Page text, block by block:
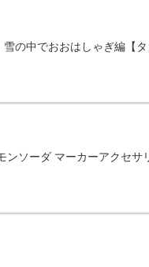
の中でおおはしゃぎ編【
ンソーダ マーカーアクセ